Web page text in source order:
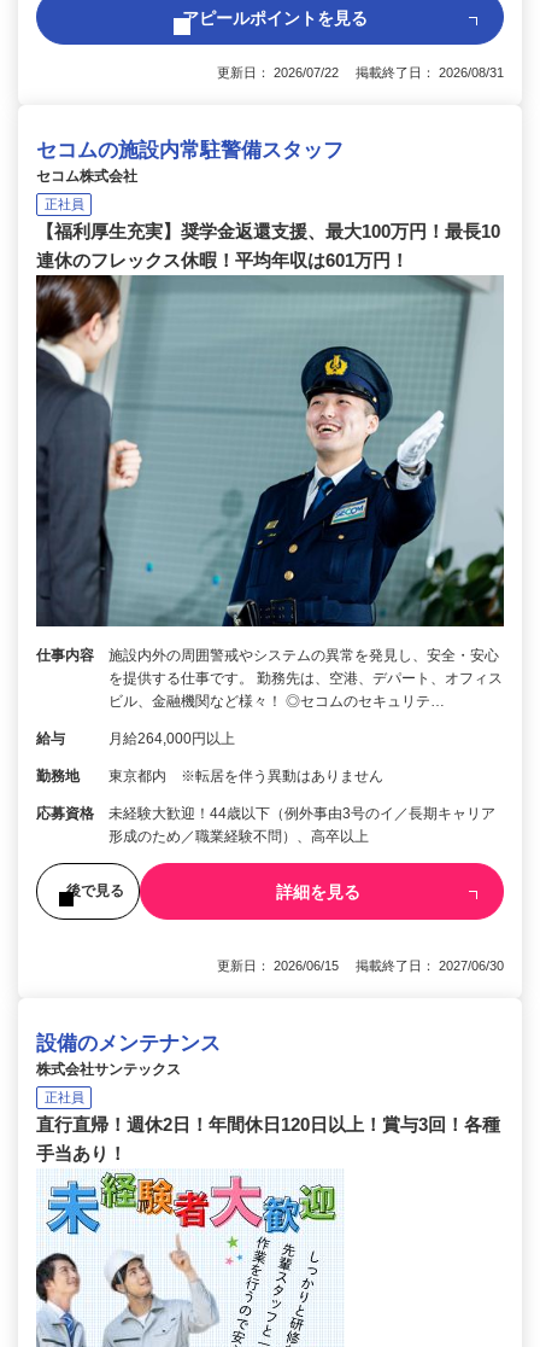
アピールポイントを見る
更新日： 2026/07/22 掲載終了日： 2026/08/31
セコムの施設内常駐警備スタッフ
セコム株式会社
正社員
【福利厚生充実】奨学金返還支援、最大100万円！最長10
連休のフレックス休暇！平均年収は601万円！
仕事内容
施設内外の周囲警戒やシステムの異常を発見し、安全・安心
を提供する仕事です。 勤務先は、空港、デパート、オフィス
ビル、金融機関など様々！ ◎セコムのセキュリテ…
給与 月給264,000円以上
勤務地 東京都内 ※転居を伴う異動はありません
応募資格
未経験大歓迎！44歳以下（例外事由3号のイ／長期キャリア
形成のため／職業経験不問）、高卒以上
後で見る 詳細を見る
更新日： 2026/06/15 掲載終了日： 2027/06/30
設備のメンテナンス
株式会社サンテックス
正社員
直行直帰！週休2日！年間休日120日以上！賞与3回！各種
手当あり！